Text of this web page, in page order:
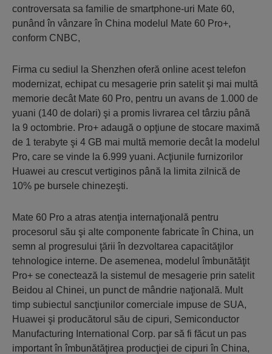
controversata sa familie de smartphone-uri Mate 60,
punând în vânzare în China modelul Mate 60 Pro+,
conform CNBC,
Firma cu sediul la Shenzhen oferă online acest telefon
modernizat, echipat cu mesagerie prin satelit şi mai multă
memorie decât Mate 60 Pro, pentru un avans de 1.000 de
yuani (140 de dolari) şi a promis livrarea cel târziu până
la 9 octombrie. Pro+ adaugă o opţiune de stocare maximă
de 1 terabyte şi 4 GB mai multă memorie decât la modelul
Pro, care se vinde la 6.999 yuani. Acţiunile furnizorilor
Huawei au crescut vertiginos până la limita zilnică de
10% pe bursele chinezeşti.
Mate 60 Pro a atras atenţia internaţională pentru
procesorul său şi alte componente fabricate în China, un
semn al progresului ţării în dezvoltarea capacităţilor
tehnologice interne. De asemenea, modelul îmbunătăţit
Pro+ se conectează la sistemul de mesagerie prin satelit
Beidou al Chinei, un punct de mândrie naţională. Mult
timp subiectul sancţiunilor comerciale impuse de SUA,
Huawei şi producătorul său de cipuri, Semiconductor
Manufacturing International Corp. par să fi făcut un pas
important în îmbunătăţirea producţiei de cipuri în China,